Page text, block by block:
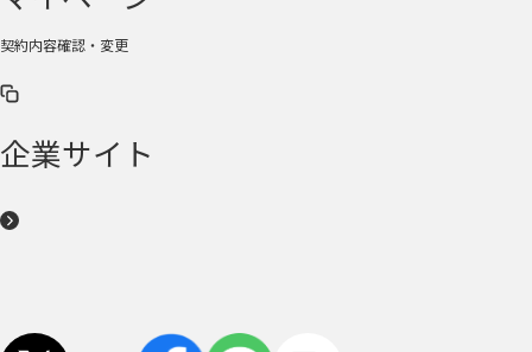
契約内容確認・変更
企業サイト